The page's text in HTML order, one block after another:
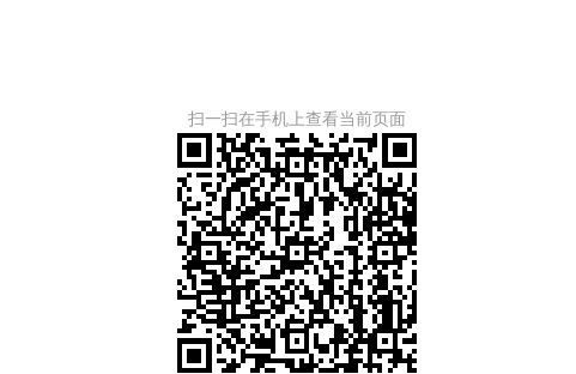
扫一扫在手机上查看当前页面